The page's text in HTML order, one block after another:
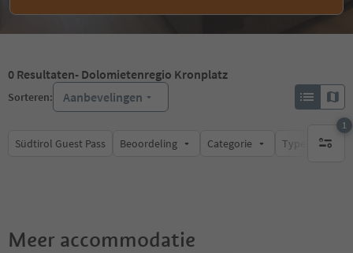
0 Resultaten- Dolomietenregio Kronplatz
Sorteren: Aanbevelingen
Südtirol Guest Pass Beoordeling Categorie Type catering
1
1
Meer accommodatie